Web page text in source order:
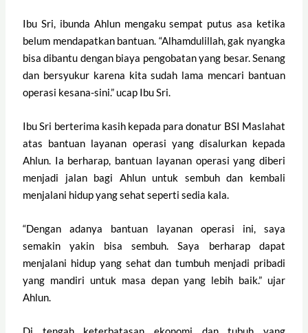
Ibu Sri, ibunda Ahlun mengaku sempat putus asa ketika
belum mendapatkan bantuan. “Alhamdulillah, gak nyangka
bisa dibantu dengan biaya pengobatan yang besar. Senang
dan bersyukur karena kita sudah lama mencari bantuan
operasi kesana-sini.” ucap Ibu Sri.
Ibu Sri berterima kasih kepada para donatur BSI Maslahat
atas bantuan layanan operasi yang disalurkan kepada
Ahlun. Ia berharap, bantuan layanan operasi yang diberi
menjadi jalan bagi Ahlun untuk sembuh dan kembali
menjalani hidup yang sehat seperti sedia kala.
“Dengan adanya bantuan layanan operasi ini, saya
semakin yakin bisa sembuh. Saya berharap dapat
menjalani hidup yang sehat dan tumbuh menjadi pribadi
yang mandiri untuk masa depan yang lebih baik.” ujar
Ahlun.